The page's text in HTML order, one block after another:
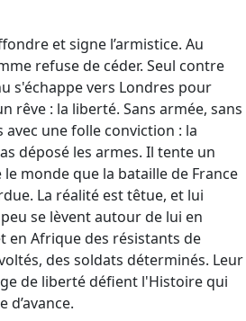
et signe l’armistice. Au
refuse de céder. Seul contre
s'échappe vers Londres pour
rêve : la liberté. Sans armée, sans
avec une folle conviction : la
déposé les armes. Il tente un
monde que la bataille de France
La réalité est têtue, et lui
se lèvent autour de lui en
en Afrique des résistants de
des soldats déterminés. Leur
de liberté défient l'Histoire qui